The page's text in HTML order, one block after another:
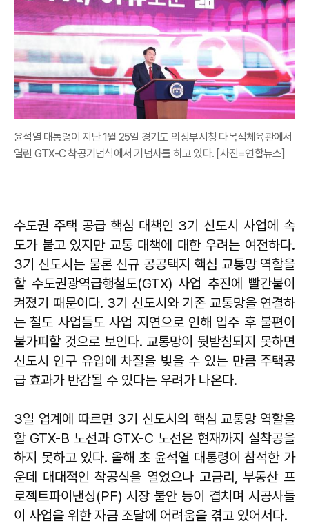
윤석열 대통령이 지난 1월 25일 경기도 의정부시청 다목적체육관에서
열린 GTX-C 착공기념식에서 기념사를 하고 있다. [사진=연합뉴스]
수도권 주택 공급 핵심 대책인 3기 신도시 사업에 속
도가 붙고 있지만 교통 대책에 대한 우려는 여전하다.
3기 신도시는 물론 신규 공공택지 핵심 교통망 역할을
할 수도권광역급행철도(GTX) 사업 추진에 빨간불이
켜졌기 때문이다. 3기 신도시와 기존 교통망을 연결하
는 철도 사업들도 사업 지연으로 인해 입주 후 불편이
불가피할 것으로 보인다. 교통망이 뒷받침되지 못하면
신도시 인구 유입에 차질을 빚을 수 있는 만큼 주택공
급 효과가 반감될 수 있다는 우려가 나온다.
3일 업계에 따르면 3기 신도시의 핵심 교통망 역할을
할 GTX-B 노선과 GTX-C 노선은 현재까지 실착공을
하지 못하고 있다. 올해 초 윤석열 대통령이 참석한 가
운데 대대적인 착공식을 열었으나 고금리, 부동산 프
로젝트파이낸싱(PF) 시장 불안 등이 겹치며 시공사들
이 사업을 위한 자금 조달에 어려움을 겪고 있어서다.